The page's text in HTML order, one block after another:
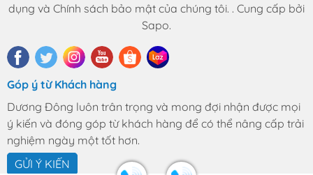
dụng và Chính sách bảo mật của chúng tôi. . Cung cấp bởi
Sapo.
Góp ý từ Khách hàng
Dương Đông luôn trân trọng và mong đợi nhận được mọi
ý kiến và đóng góp từ khách hàng để có thể nâng cấp trải
nghiệm ngày một tốt hơn.
GỬI Ý KIẾN